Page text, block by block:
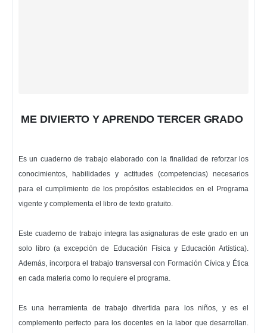
ME DIVIERTO Y APRENDO TERCER GRADO
Es un cuaderno de trabajo elaborado con la finalidad de reforzar los
conocimientos, habilidades y actitudes (competencias) necesarios
para el cumplimiento de los propósitos establecidos en el Programa
vigente y complementa el libro de texto gratuito.
Este cuaderno de trabajo integra las asignaturas de este grado en un
solo libro (a excepción de Educación Física y Educación Artística).
Además, incorpora el trabajo transversal con Formación Cívica y Ética
en cada materia como lo requiere el programa.
Es una herramienta de trabajo divertida para los niños, y es el
complemento perfecto para los docentes en la labor que desarrollan.